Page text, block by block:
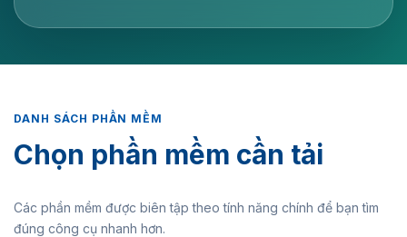
DANH SÁCH PHẦN MỀM
Chọn phần mềm cần tải
Các phần mềm được biên tập theo tính năng chính để bạn tìm
đúng công cụ nhanh hơn.